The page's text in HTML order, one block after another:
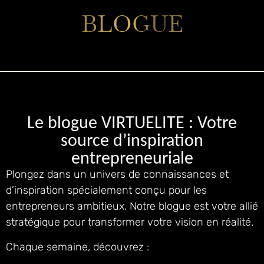
BLOGUE
Le blogue VIRTUELITE : Votre
source d’inspiration
entrepreneuriale
Plongez dans un univers de connaissances et
d’inspiration spécialement conçu pour les
entrepreneurs ambitieux. Notre blogue est votre allié
stratégique pour transformer votre vision en réalité.
Chaque semaine, découvrez :